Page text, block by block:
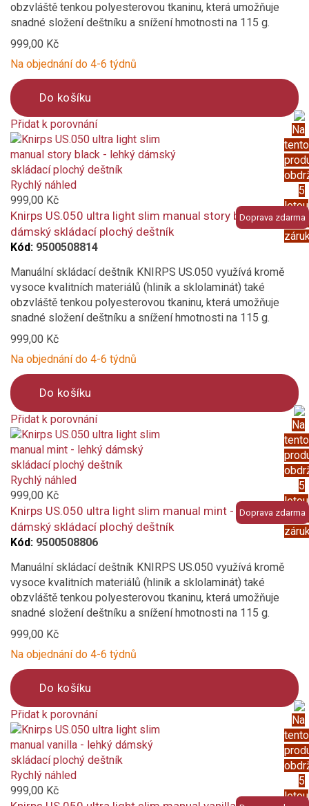
Na
tento
5
letou
obzvláště tenkou polyesterovou tkaninu, která umožňuje
snadné složení deštníku a snížení hmotnosti na 115 g.
999,00 Kč
Na objednání do 4-6 týdnů
Do košíku
Přidat k porovnání
Product
is
added
to
compare
Doprava zdarma
Na
tento
5
letou
Rychlý náhled
999,00 Kč
Knirps US.050 ultra light slim manual story black - lehký
dámský skládací plochý deštník
Kód: 9500508814
Manuální skládací deštník KNIRPS US.050 využívá kromě
vysoce kvalitních materiálů (hliník a sklolaminát) také
obzvláště tenkou polyesterovou tkaninu, která umožňuje
snadné složení deštníku a snížení hmotnosti na 115 g.
999,00 Kč
Na objednání do 4-6 týdnů
Do košíku
Přidat k porovnání
Product
is
added
to
compare
Doprava zdarma
Na
tento
5
letou
Rychlý náhled
999,00 Kč
Knirps US.050 ultra light slim manual mint - lehký
dámský skládací plochý deštník
Kód: 9500508806
Manuální skládací deštník KNIRPS US.050 využívá kromě
vysoce kvalitních materiálů (hliník a sklolaminát) také
obzvláště tenkou polyesterovou tkaninu, která umožňuje
snadné složení deštníku a snížení hmotnosti na 115 g.
999,00 Kč
Na objednání do 4-6 týdnů
Do košíku
Přidat k porovnání
Product
is
added
to
compare
Rychlý náhled
999,00 Kč